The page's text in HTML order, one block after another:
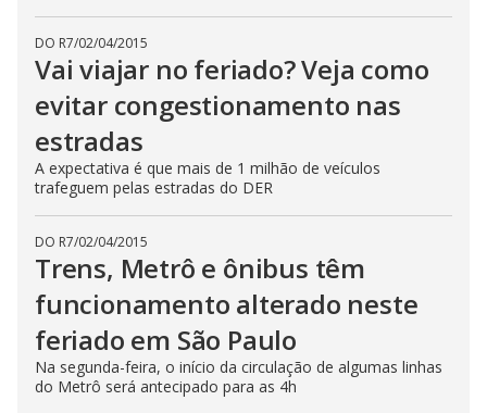
DO R7/02/04/2015
Vai viajar no feriado? Veja como
evitar congestionamento nas
estradas
A expectativa é que mais de 1 milhão de veículos
trafeguem pelas estradas do DER
DO R7/02/04/2015
Trens, Metrô e ônibus têm
funcionamento alterado neste
feriado em São Paulo
Na segunda-feira, o início da circulação de algumas linhas
do Metrô será antecipado para as 4h